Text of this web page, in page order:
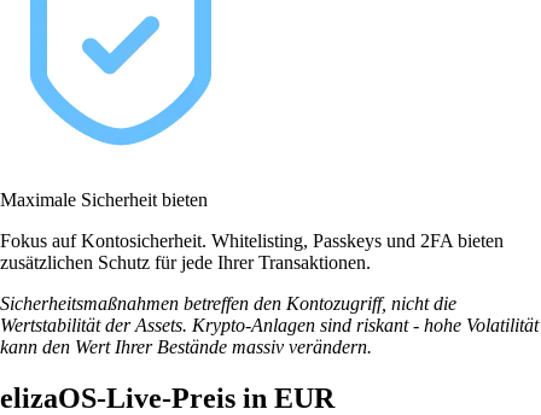
Maximale Sicherheit bieten
Fokus auf Kontosicherheit. Whitelisting, Passkeys und 2FA bieten
zusätzlichen Schutz für jede Ihrer Transaktionen.
Sicherheitsmaßnahmen betreffen den Kontozugriff, nicht die
Wertstabilität der Assets. Krypto-Anlagen sind riskant - hohe Volatilität
kann den Wert Ihrer Bestände massiv verändern.
elizaOS-Live-Preis in EUR